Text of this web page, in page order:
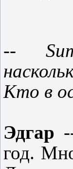
--
Кто в
Эдгар
год.